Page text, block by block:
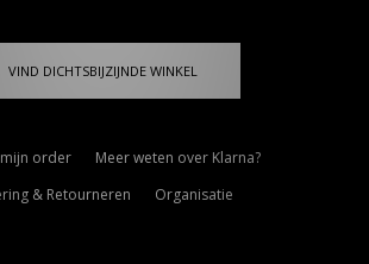
VIND DICHTSBIJZIJNDE WINKEL
order
Meer weten over Klarna?
& Retourneren
Organisatie